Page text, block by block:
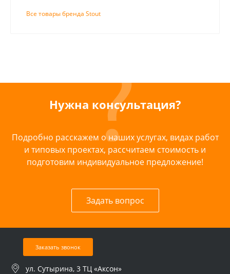
Все товары бренда Stout
Нужна консультация?
Подробно расскажем о наших услугах, видах работ
и типовых проектах, рассчитаем стоимость и
подготовим индивидуальное предложение!
Задать вопрос
Заказать звонок
ул. Сутырина, 3 ТЦ «Аксон»